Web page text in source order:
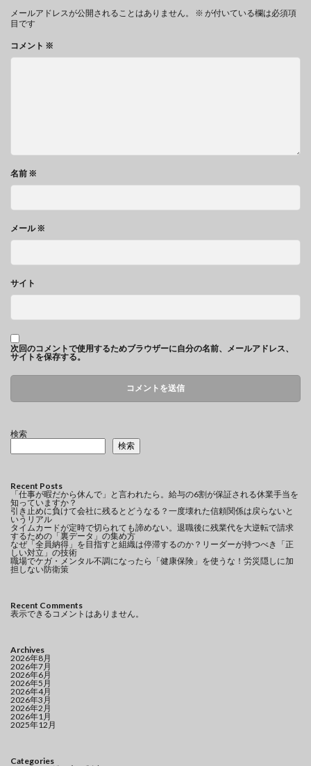
メールアドレスが公開されることはありません。 ※ が付いている欄は必須項
目です
コメント ※
名前 ※
メール※
サイト
次回のコメントで使用するためブラウザーに自分の名前、メールアドレス、
サイトを保存する。
検索
検索
Recent Posts
「仕事が暇だから休んで」と言われたら。給与の6割が保証される休業手当を
知っていますか？
引き止めに負けて会社に残るとどうなる？一度壊れた信頼関係は戻らないと
いうリアル
タイムカードが定時で切られても諦めない。退職後に残業代を大逆転で請求
するための「裏データ」の集め方
なぜ「全員納得」を目指すと組織は停滞するのか？リーダーが持つべき「正
しい対立」の技術
職場でケガ・メンタル不調になったら「健康保険」を使うな！労災隠しに加
担しない防衛策
Recent Comments
表示できるコメントはありません。
Archives
2026年8月
2026年7月
2026年6月
2026年5月
2026年4月
2026年3月
2026年2月
2026年1月
2025年12月
Categories